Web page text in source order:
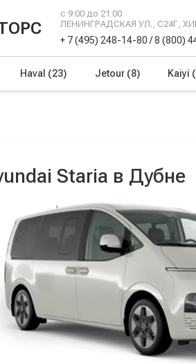
с 9:00 до 21:00
ЛЕНИНГРАДСКАЯ УЛ., С24Г,
+ 7 (495) 248-14-80 /8 (800)
Haval (23) Jetour (8) Kaiyi
Staria в Дубне